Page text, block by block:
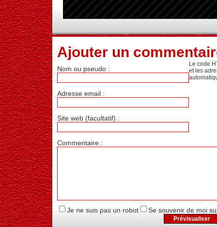
Ajouter un
Nom ou pseudo :
Adresse email :
Site web (facultatif) :
Commentaire :
Le code
et les
Je ne suis pas un robot Se souvenir de moi